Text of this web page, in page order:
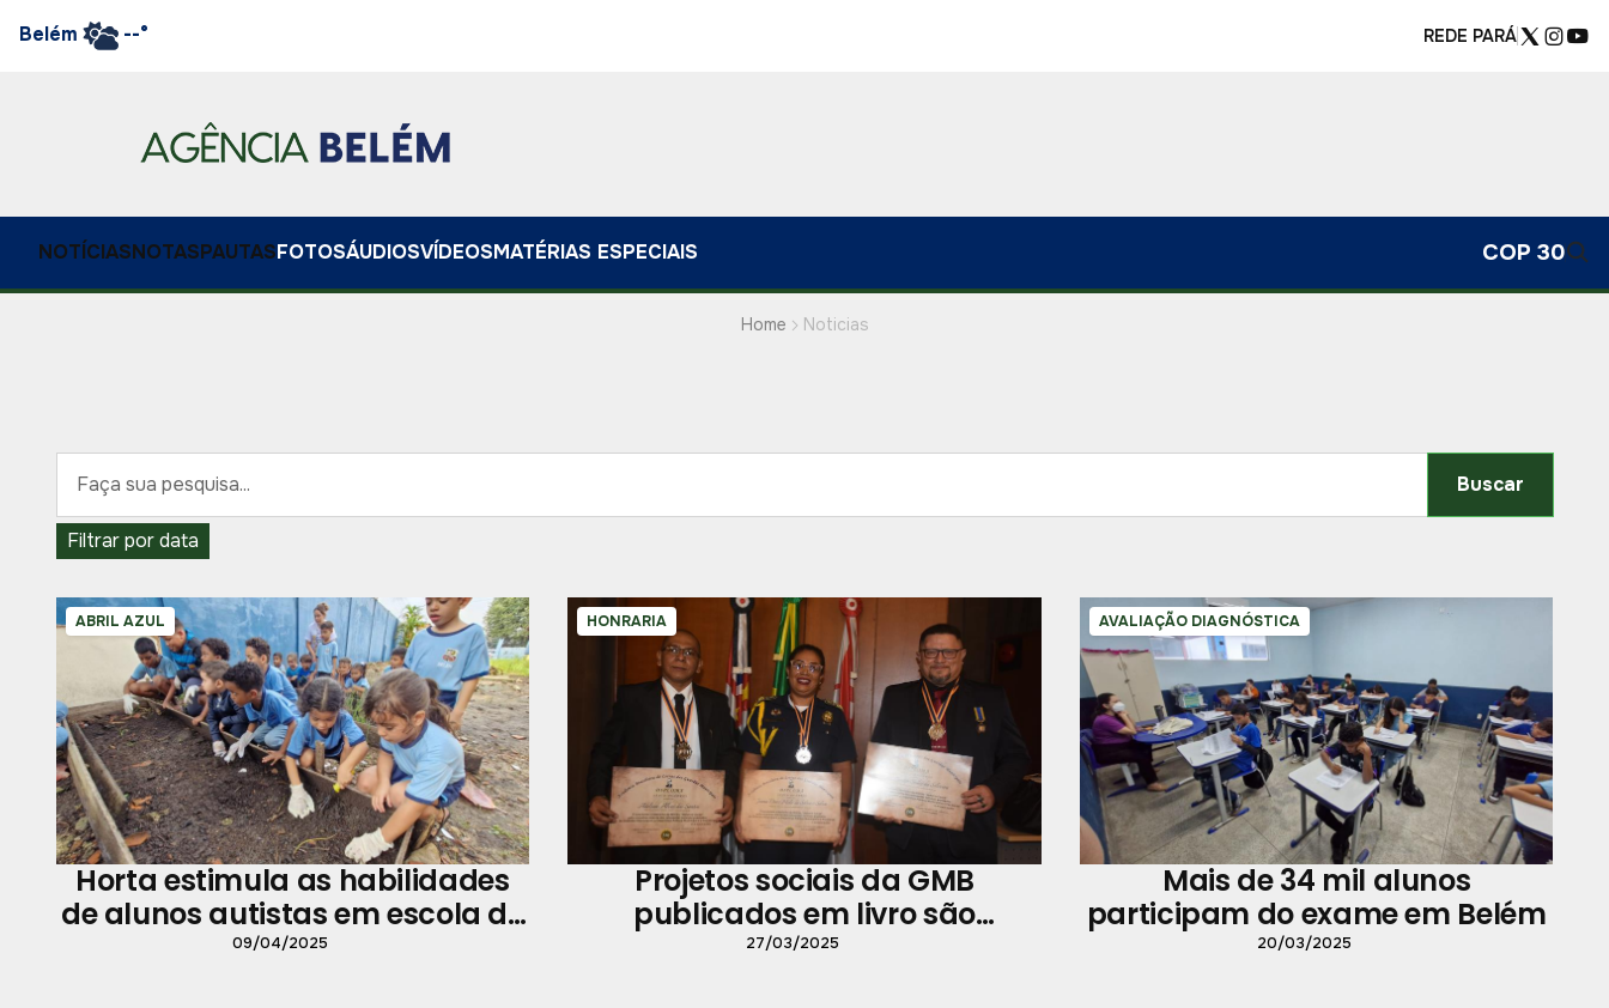
Belém --° REDE PARÁ
NOTÍCIASNOTASPAUTASFOTOSÁUDIOSVÍDEOSMATÉRIAS ESPECIAIS COP 30
Home Noticias
Buscar
Filtrar por data
ABRIL AZUL
Horta estimula as habilidades
de alunos autistas em escola de
Belém
09/04/2025
HONRARIA
Projetos sociais da GMB
publicados em livro são
reconhecidos
27/03/2025
AVALIAÇÃO DIAGNÓSTICA
Mais de 34 mil alunos
participam do exame em Belém
20/03/2025